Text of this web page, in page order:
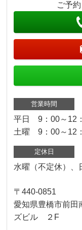
ご予
営業時間
平日 9：00～12
土曜 9：00～12
定休日
水曜（不定休）、
〒440-0851
愛知県豊橋市前
ズビル ２F